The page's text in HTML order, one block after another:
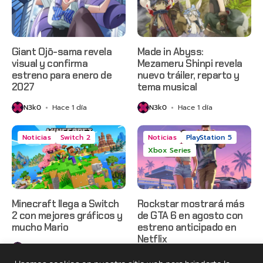
Giant Ojō-sama revela
visual y confirma
estreno para enero de
2027
N3k0 Hace 1 día
Made in Abyss:
Mezameru Shinpi revela
nuevo tráiler, reparto y
tema musical
N3k0 Hace 1 día
Noticias Switch 2
Minecraft llega a Switch
2 con mejores gráficos y
mucho Mario
Noticias
PlayStation 5
Xbox Series
Rockstar mostrará más
de GTA 6 en agosto con
estreno anticipado en
Netflix
N3k0 Hace 2 días